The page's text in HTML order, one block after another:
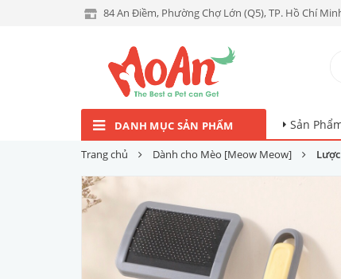
84 An Điềm, Phường Chợ Lớn (Q5), TP. Hồ Chí
DANH MỤC SẢN PHẨM Sản
Trang chủ Dành cho Mèo [Meow Meow]